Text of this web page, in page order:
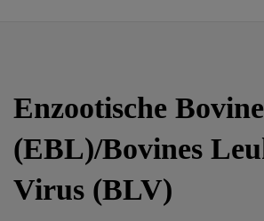
Enzootische
(EBL)/Bovines
Virus (BLV)